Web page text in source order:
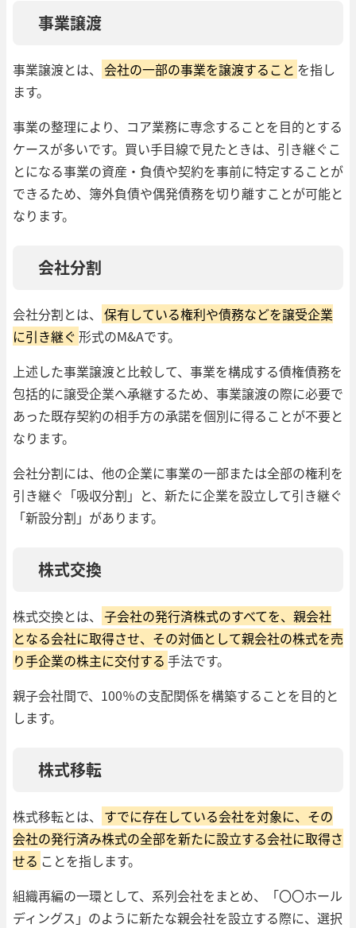
事業譲渡
事業譲渡とは、 会社の一部の事業を譲渡すること を指し
ます。
事業の整理により、コア業務に専念することを目的とする
ケースが多いです。買い手目線で見たときは、引き継ぐこ
とになる事業の資産・負債や契約を事前に特定することが
できるため、簿外負債や偶発債務を切り離すことが可能と
なります。
会社分割
会社分割とは、
保有している権利や債務などを譲受企業
に引き継ぐ 形式のM&Aです。
上述した事業譲渡と比較して、事業を構成する債権債務を
包括的に譲受企業へ承継するため、事業譲渡の際に必要で
あった既存契約の相手方の承諾を個別に得ることが不要と
なります。
会社分割には、他の企業に事業の一部または全部の権利を
引き継ぐ「吸収分割」と、新たに企業を設立して引き継ぐ
「新設分割」があります。
株式交換
株式交換とは、
子会社の発行済株式のすべてを、親会社
となる会社に取得させ、その対価として親会社の株式を売
り手企業の株主に交付する 手法です。
親子会社間で、100％の支配関係を構築することを目的と
します。
株式移転
株式移転とは、
すでに存在している会社を対象に、その
会社の発行済み株式の全部を新たに設立する会社に取得さ
せる ことを指します。
組織再編の一環として、系列会社をまとめ、「〇〇ホール
ディングス」のように新たな親会社を設立する際に、選択